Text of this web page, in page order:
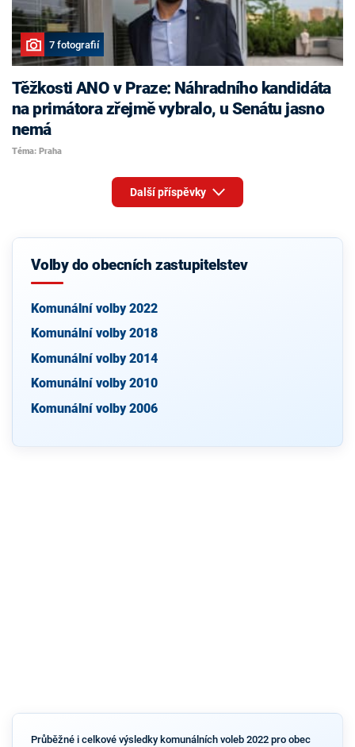
7 fotografií
Těžkosti ANO v Praze: Náhradního kandidáta
na primátora zřejmě vybralo, u Senátu jasno
nemá
Téma: Praha
Další příspěvky
Volby do obecních zastupitelstev
Komunální volby 2022
Komunální volby 2018
Komunální volby 2014
Komunální volby 2010
Komunální volby 2006
Průběžné i celkové výsledky komunálních voleb 2022 pro obec